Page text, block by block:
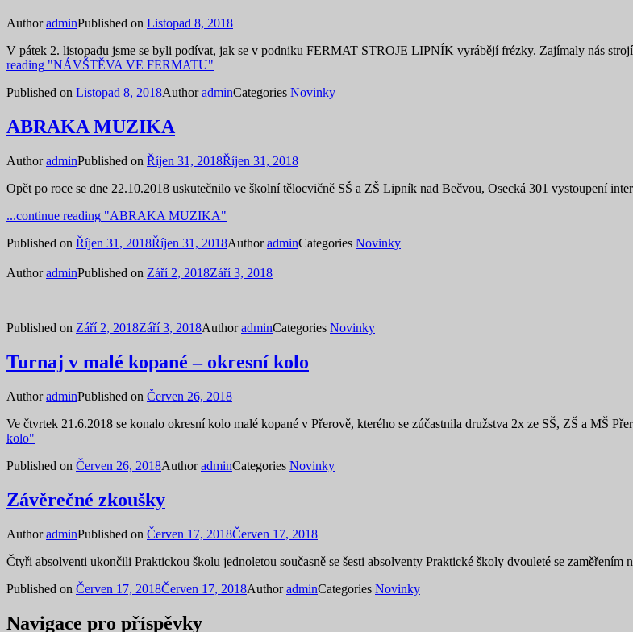
AuthoradminPublished on Listopad 8, 2018
V pátek 2. listopadu jsme se byli podívat, jak se v podniku FERMAT STROJE LIPNÍK vyrábějí frézky. Zajímaly nás
reading "NÁVŠTĚVA VE FERMATU"
Published on Listopad 8, 2018AuthoradminCategories Novinky
ABRAKA MUZIKA
AuthoradminPublished on Říjen 31, 2018Říjen 31, 2018
Opět po roce se dne 22.10.2018 uskutečnilo ve školní tělocvičně SŠ a ZŠ Lipník nad Bečvou, Osecká 301 vystoupení
...continue reading "ABRAKA MUZIKA"
Published on Říjen 31, 2018Říjen 31, 2018AuthoradminCategories Novinky
AuthoradminPublished on Září 2, 2018Září 3, 2018
Published on Září 2, 2018Září 3, 2018AuthoradminCategories Novinky
Turnaj v malé kopané – okresní kolo
AuthoradminPublished on Červen 26, 2018
Ve čtvrtek 21.6.2018 se konalo okresní kolo malé kopané v Přerově, kterého se zúčastnila družstva 2x ze SŠ, ZŠ a MŠ
kolo"
Published on Červen 26, 2018AuthoradminCategories Novinky
Závěrečné zkoušky
AuthoradminPublished on Červen 17, 2018Červen 17, 2018
Čtyři absolventi ukončili Praktickou školu jednoletou současně se šesti absolventy Praktické školy dvouleté se zaměřením
Published on Červen 17, 2018Červen 17, 2018AuthoradminCategories Novinky
Navigace pro příspěvky